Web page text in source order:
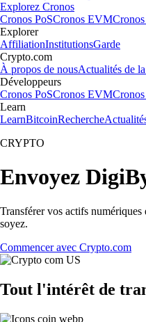
Explorez Cronos
Cronos PoSCronos EVM
Explorer
AffiliationInstitutionsGarde
Crypto.com
À propos de nousActualités de
Développeurs
Cronos PoSCronos EVM
Learn
LearnBitcoinRecherche
CRYPTO
Envoyez
Transférer vos actifs
soyez.
Commencer avec Crypto.com
Tout l'intérêt de